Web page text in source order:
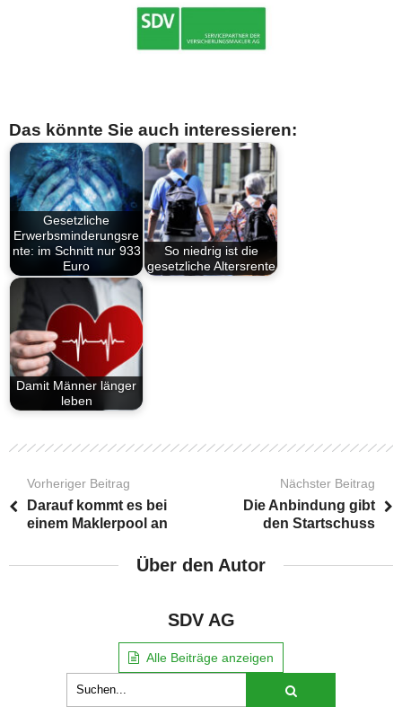
Das könnte Sie auch interessieren:
Gesetzliche
Erwerbsminderungsre
nte: im Schnitt nur 933
Euro
So niedrig ist die
gesetzliche Altersrente
Damit Männer länger
leben
Vorheriger Beitrag
Darauf kommt es bei
einem Maklerpool an
Nächster Beitrag
Die Anbindung gibt
den Startschuss
Über den Autor
SDV AG
Alle Beiträge anzeigen